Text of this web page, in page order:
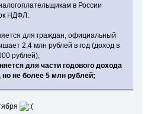
в России
НДФЛ:
для граждан, официальный
2,4 млн рублей в год (доход в
рублей);
для части годового дохода
не более 5 млн рублей;